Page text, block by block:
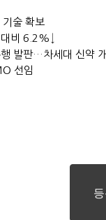
술 확보
비 6.2%↓
발판…차세대 신약
선임